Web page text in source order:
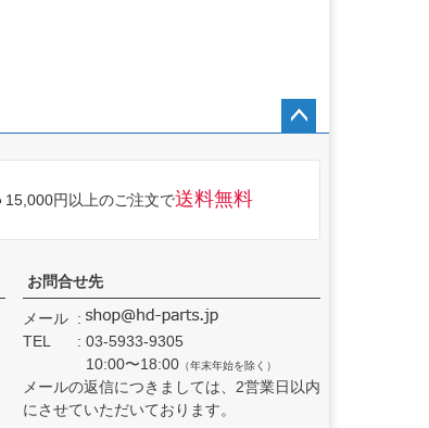
15,000円以上のご注文で送料無料
お問合せ先
メール
TEL
03-5933-9305
10:00〜18:00 （年末年始を除く）
メールの返信につきましては、2営業日以内
にさせていただいております。